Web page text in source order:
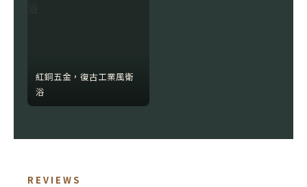
紅銅五金，復古工業風衛
浴
REVIEWS